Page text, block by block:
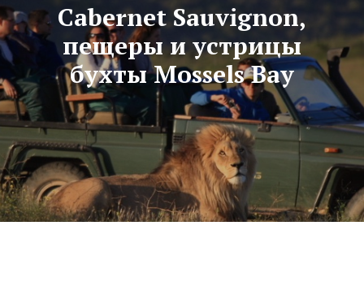
Cabernet Sauvignon,
пещеры и устрицы
бухты Mossels Bay